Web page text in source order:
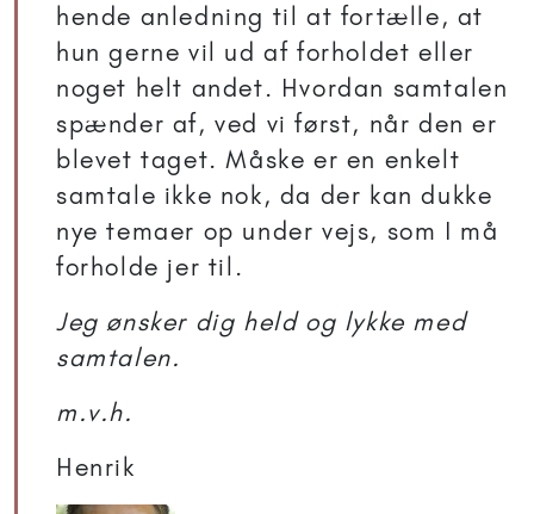
hende anledning til at fortælle, at
hun gerne vil ud af forholdet eller
noget helt andet. Hvordan samtalen
spænder af, ved vi først, når den er
blevet taget. Måske er en enkelt
samtale ikke nok, da der kan dukke
nye temaer op under vejs, som I må
forholde jer til.
Jeg ønsker dig held og lykke med
samtalen.
m.v.h.
Henrik